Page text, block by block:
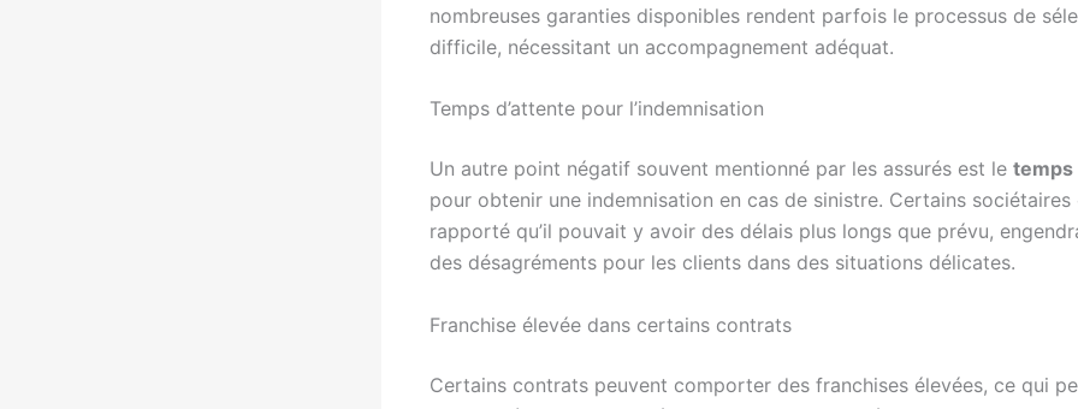
nombreuses garanties disponibles rendent parfois le processus de
difficile, nécessitant un accompagnement adéquat.
Temps d’attente pour l’indemnisation
Un autre point négatif souvent mentionné par les assurés est le temps
pour obtenir une indemnisation en cas de sinistre. Certains sociétaires
rapporté qu’il pouvait y avoir des délais plus longs que prévu,
des désagréments pour les clients dans des situations délicates.
Franchise élevée dans certains contrats
Certains contrats peuvent comporter des franchises élevées, ce qui